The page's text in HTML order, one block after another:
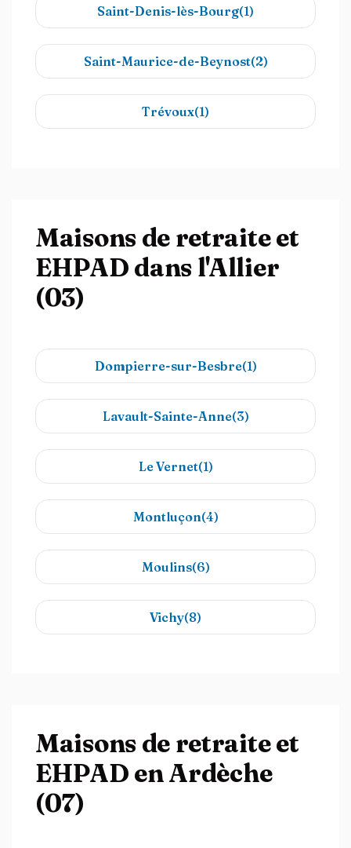
Saint-Denis-lès-Bourg(1)
Saint-Maurice-de-Beynost(2)
Trévoux(1)
Maisons de retraite et
EHPAD dans l'Allier
(03)
Dompierre-sur-Besbre(1)
Lavault-Sainte-Anne(3)
Le Vernet(1)
Montluçon(4)
Moulins(6)
Vichy(8)
Maisons de retraite et
EHPAD en Ardèche
(07)